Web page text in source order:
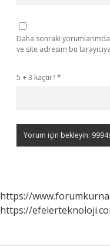
Daha sonraki
ve site adresim bu
5 + 3 kaçtır?*
https://
https://